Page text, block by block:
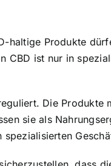
Produkte
CBD ist nur in
Die
sie als